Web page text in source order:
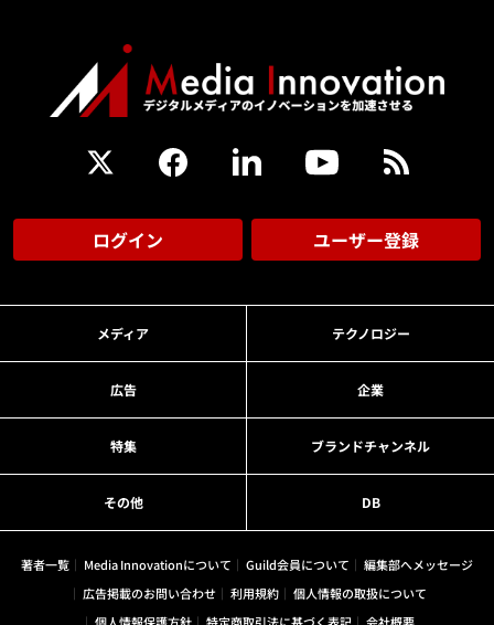
ログイン ユーザー登録
メディア テクノロジー
広告 企業
特集 ブランドチャンネル
その他 DB
著者一覧 Media Innovationについて Guild会員について
編集部へメッセージ
広告掲載のお問い合わせ
利用規約
個人情報の取扱について